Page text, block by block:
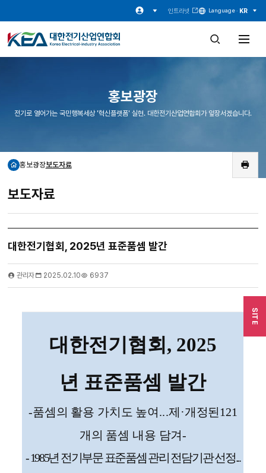
SITE
인트라넷 Language · KR
검
전
홍보광장
전기로 열어가는 국민행복세상 '혁신플랫폼' 실현. 대한전기산업연합회가 앞장서겠습니다.
홈홍보광장보도자료
인
쇄
보도자료
대한전기협회, 2025년 표준품셈 발간
관리자 2025.02.10 6937
대한전기협회 , 2025
년 표준품셈 발간
-품셈의 활용 가치도 높여 ...제 ·개정된121
개의 품셈 내용 담겨-
- 1985년 전기부문 표준품셈 관리 전담기관 선정...